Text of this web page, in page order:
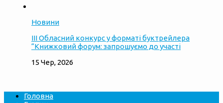
Новини
ІІІ Обласний конкурс у форматі буктрейлера
“Книжковий форум: запрошуємо до участі
15 Чер, 2026
Головна